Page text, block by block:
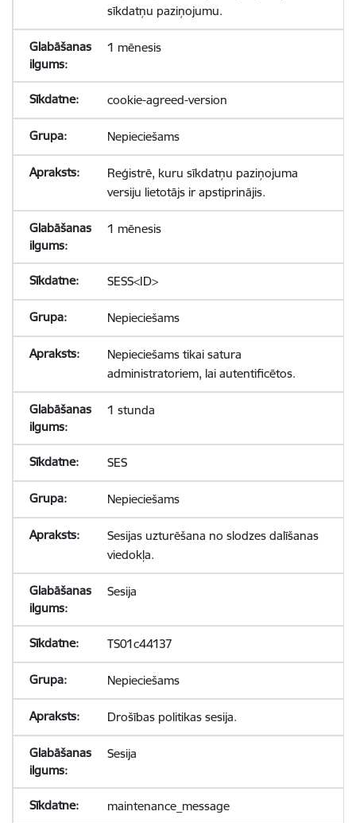
sīkdatņu paziņojumu.
1 mēnesis
cookie-agreed-version
Nepieciešams
Reģistrē, kuru sīkdatņu paziņojuma
versiju lietotājs ir apstiprinājis.
1 mēnesis
SESS<ID>
Nepieciešams
Nepieciešams tikai satura
administratoriem, lai autentificētos.
1 stunda
SES
Nepieciešams
Sesijas uzturēšana no slodzes dalīšanas
viedokļa.
Sesija
TS01c44137
Nepieciešams
Drošības politikas sesija.
Sesija
maintenance_message